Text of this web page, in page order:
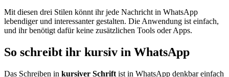
Mit diesen drei Stilen könnt ihr jede Nachricht in WhatsApp
lebendiger und interessanter gestalten. Die Anwendung ist einfach,
und ihr benötigt dafür keine zusätzlichen Tools oder Apps.
So schreibt ihr kursiv in WhatsApp
Das Schreiben in kursiver Schrift ist in WhatsApp denkbar einfach